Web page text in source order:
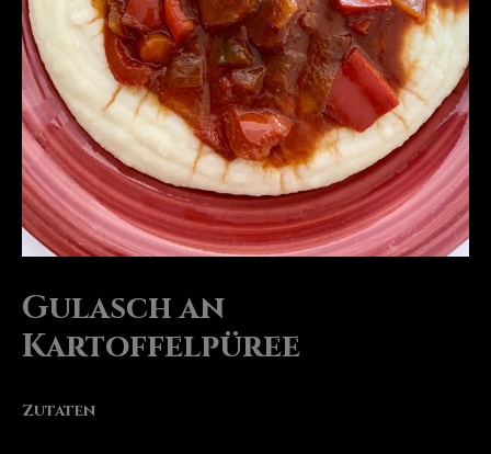
Gulasch an
Kartoffelpüree
Zutaten